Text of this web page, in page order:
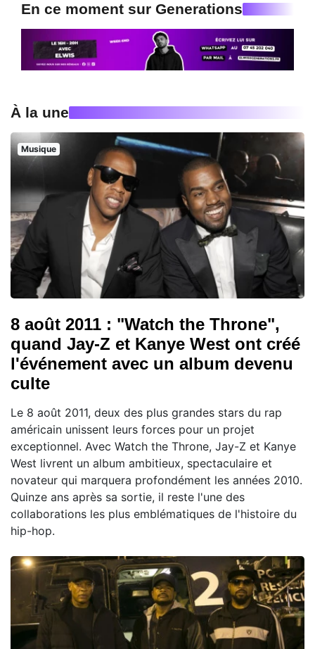
En ce moment sur Generations
À la une
Musique
8 août 2011 : "Watch the Throne",
quand Jay-Z et Kanye West ont créé
l'événement avec un album devenu
culte
Le 8 août 2011, deux des plus grandes stars du rap
américain unissent leurs forces pour un projet
exceptionnel. Avec Watch the Throne, Jay-Z et Kanye
West livrent un album ambitieux, spectaculaire et
novateur qui marquera profondément les années 2010.
Quinze ans après sa sortie, il reste l'une des
collaborations les plus emblématiques de l'histoire du
hip-hop.